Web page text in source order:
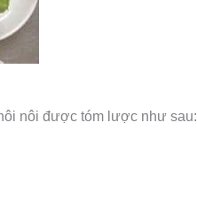
nôi được tóm lược như sau: